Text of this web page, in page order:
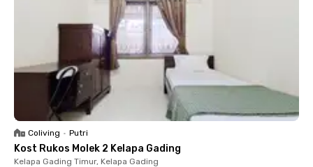
Coliving • Putri
Kost Rukos Molek 2 Kelapa Gading
Kelapa Gading Timur, Kelapa Gading